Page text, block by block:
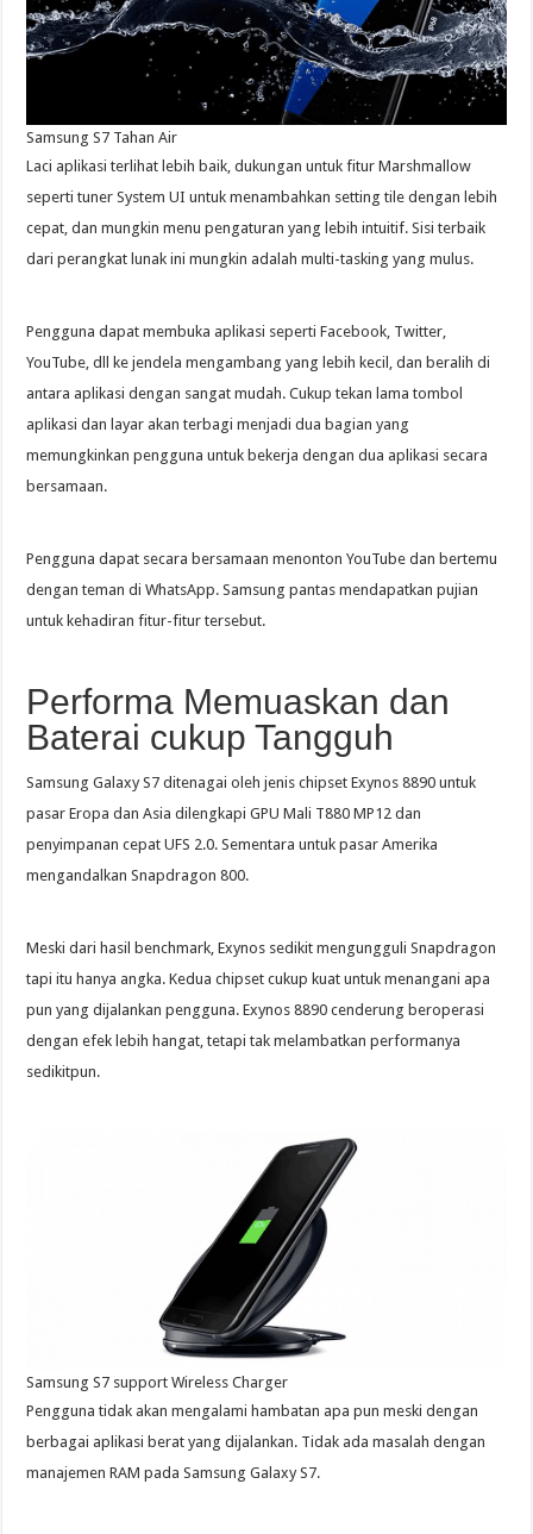
Samsung S7 Tahan Air
Laci aplikasi terlihat lebih baik, dukungan untuk fitur Marshmallow
seperti tuner System UI untuk menambahkan setting tile dengan lebih
cepat, dan mungkin menu pengaturan yang lebih intuitif. Sisi terbaik
dari perangkat lunak ini mungkin adalah multi-tasking yang mulus.
Pengguna dapat membuka aplikasi seperti Facebook, Twitter,
YouTube, dll ke jendela mengambang yang lebih kecil, dan beralih di
antara aplikasi dengan sangat mudah. Cukup tekan lama tombol
aplikasi dan layar akan terbagi menjadi dua bagian yang
memungkinkan pengguna untuk bekerja dengan dua aplikasi secara
bersamaan.
Pengguna dapat secara bersamaan menonton YouTube dan bertemu
dengan teman di WhatsApp. Samsung pantas mendapatkan pujian
untuk kehadiran fitur-fitur tersebut.
Performa Memuaskan dan
Baterai cukup Tangguh
Samsung Galaxy S7 ditenagai oleh jenis chipset Exynos 8890 untuk
pasar Eropa dan Asia dilengkapi GPU Mali T880 MP12 dan
penyimpanan cepat UFS 2.0. Sementara untuk pasar Amerika
mengandalkan Snapdragon 800.
Meski dari hasil benchmark, Exynos sedikit mengungguli Snapdragon
tapi itu hanya angka. Kedua chipset cukup kuat untuk menangani apa
pun yang dijalankan pengguna. Exynos 8890 cenderung beroperasi
dengan efek lebih hangat, tetapi tak melambatkan performanya
sedikitpun.
Samsung S7 support Wireless Charger
Pengguna tidak akan mengalami hambatan apa pun meski dengan
berbagai aplikasi berat yang dijalankan. Tidak ada masalah dengan
manajemen RAM pada Samsung Galaxy S7.